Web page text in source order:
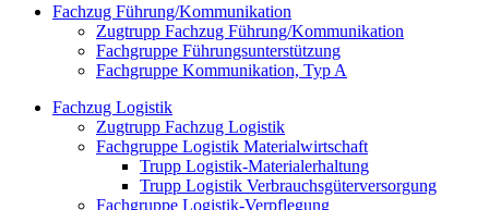
Fachzug Führung/Kommunikation
Zugtrupp Fachzug Führung/Kommunikation
Fachgruppe Führungsunterstützung
Fachgruppe Kommunikation, Typ A
Fachzug Logistik
Zugtrupp Fachzug Logistik
Fachgruppe Logistik Materialwirtschaft
Trupp Logistik-Materialerhaltung
Trupp Logistik Verbrauchsgüterversorgung
Fachgruppe Logistik-Verpflegung